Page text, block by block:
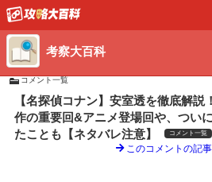
考察大百科
コメント一覧
【名探偵コナン】安室透を徹底解
作の重要回&アニメ登場回や、つい
たことも【ネタバレ注意】
コメント一覧
このコメントの記